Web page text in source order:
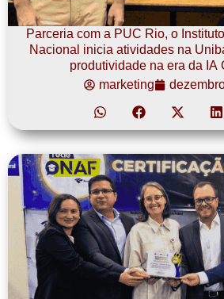
Parceria com a PUC Rio, o
Nacional inicia atividades na
produtividade na era da IA
marketing